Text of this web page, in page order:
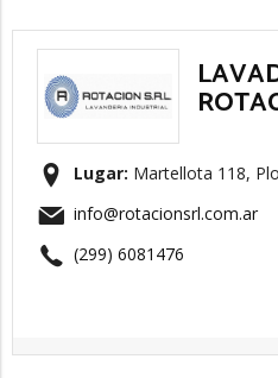
Lugar: Martellota 118,
info@rotacionsrl.com.ar
(299) 6081476